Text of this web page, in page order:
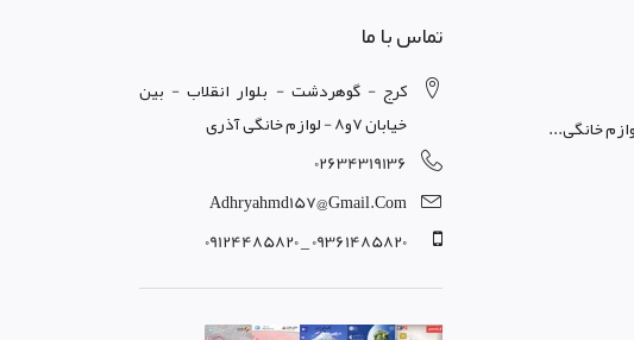
خانگی...
تماس با ما
کرج - گوهردشت - بلوار انقلاب - بین
خیابان 7و8 - لوازم خانگی آذری
02634319136
Adhryahmd157@gmail.com
09361485820 _ 09124485820